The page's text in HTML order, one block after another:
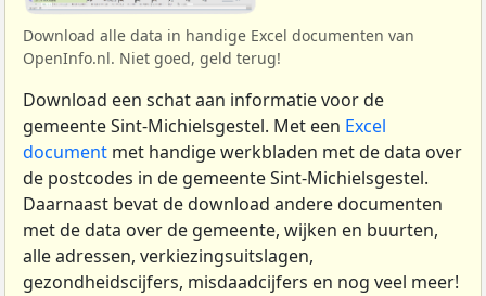
Download alle data in handige Excel documenten van
OpenInfo.nl. Niet goed, geld terug!
Download een schat aan informatie voor de
gemeente Sint-Michielsgestel. Met een Excel
document met handige werkbladen met de data over
de postcodes in de gemeente Sint-Michielsgestel.
Daarnaast bevat de download andere documenten
met de data over de gemeente, wijken en buurten,
alle adressen, verkiezingsuitslagen,
gezondheidscijfers, misdaadcijfers en nog veel meer!